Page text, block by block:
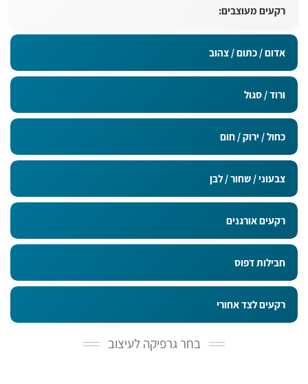
רקעים מעוצבים:
אדום / כתום / צהוב
ורוד / סגול
כחול / ירוק / חום
צבעוני / שחור / לבן
רקעים אורגנים
חבילות דפוס
רקעים לצד אחורי
בחר גרפיקה לעיצוב